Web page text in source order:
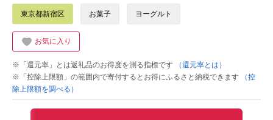
東京都新宿区 お菓子 ヨーグルト
お気に入り
※「還元率」とは返礼品のお得度を測る指標です
（還元率とは）
※「控除上限額」の範囲内で寄付するとお得にふるさと納税できます
（控
除上限額を調べる）